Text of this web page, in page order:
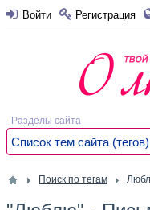
Войти Регистрация
Разделы сайта
Список тем сайта (тегов)
Поиск по тегам